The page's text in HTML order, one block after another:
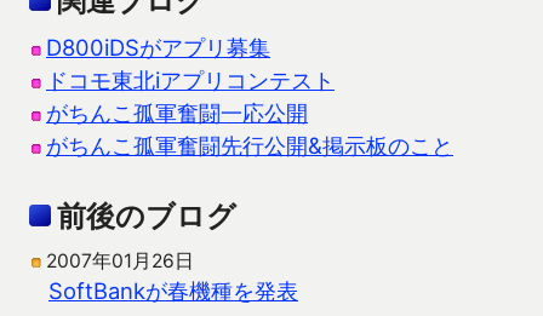
D800iDSがアプリ募集
ドコモ東北iアプリコンテスト
がちんこ孤軍奮闘一応公開
がちんこ孤軍奮闘先行公開&掲示板のこと
前後のブログ
2007年01月26日
SoftBankが春機種を発表